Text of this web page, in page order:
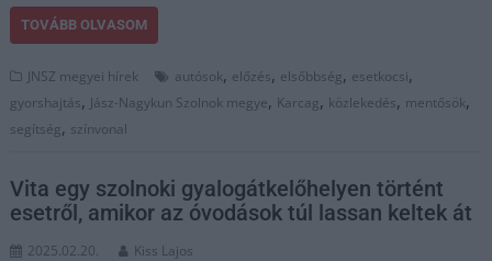
TOVÁBB OLVASOM
JNSZ megyei hírek autósok, előzés, elsőbbség, esetkocsi,
gyorshajtás, Jász-Nagykun Szolnok megye, Karcag, közlekedés, mentősök,
segítség, színvonal
Vita egy szolnoki gyalogátkelőhelyen történt
esetről, amikor az óvodások túl lassan keltek át
2025.02.20. Kiss Lajos